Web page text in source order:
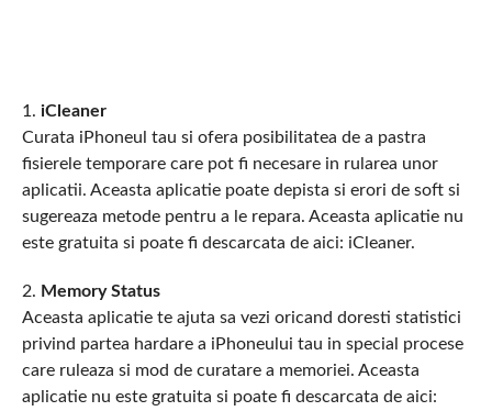
1. iCleaner
Curata iPhoneul tau si ofera posibilitatea de a pastra
fisierele temporare care pot fi necesare in rularea unor
aplicatii. Aceasta aplicatie poate depista si erori de soft si
sugereaza metode pentru a le repara. Aceasta aplicatie nu
este gratuita si poate fi descarcata de aici: iCleaner.
2. Memory Status
Aceasta aplicatie te ajuta sa vezi oricand doresti statistici
privind partea hardare a iPhoneului tau in special procese
care ruleaza si mod de curatare a memoriei. Aceasta
aplicatie nu este gratuita si poate fi descarcata de aici: